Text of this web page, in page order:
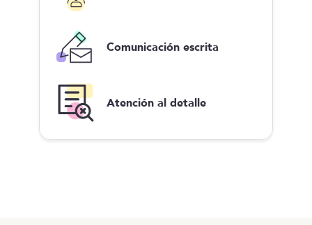
Comunicación escrita
Atención al detalle